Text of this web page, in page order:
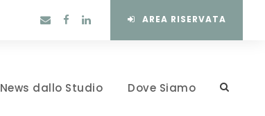
AREA RISERVATA
News dallo Studio Dove Siamo